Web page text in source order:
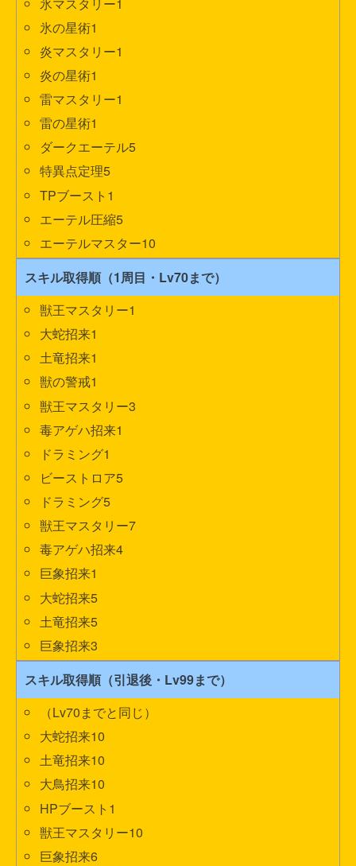
氷の星術1
炎マスタリー1
炎の星術1
雷マスタリー1
雷の星術1
ダークエーテル5
特異点定理5
TPブースト1
エーテル圧縮5
エーテルマスター10
スキル取得順（1周目・Lv70まで）
獣王マスタリー1
大蛇招来1
土竜招来1
獣の警戒1
獣王マスタリー3
毒アゲハ招来1
ドラミング1
ビーストロア5
ドラミング5
獣王マスタリー7
毒アゲハ招来4
巨象招来1
大蛇招来5
土竜招来5
巨象招来3
スキル取得順（引退後・Lv99まで）
（Lv70までと同じ）
大蛇招来10
土竜招来10
大鳥招来10
HPブースト1
獣王マスタリー10
巨象招来6